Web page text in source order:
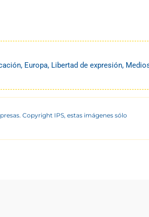
, Europa, Libertad de expresión,
Copyright IPS, estas imágenes sólo